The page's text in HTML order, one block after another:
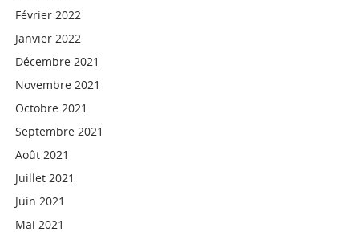
Février 2022
Janvier 2022
Décembre 2021
Novembre 2021
Octobre 2021
Septembre 2021
Août 2021
Juillet 2021
Juin 2021
Mai 2021